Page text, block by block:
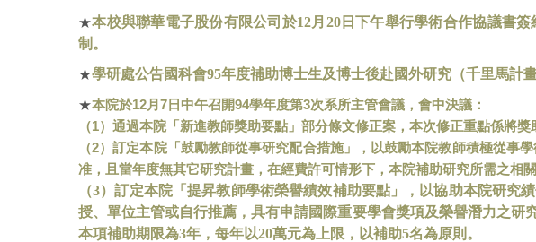
★本校與聯華電子股份有限公司於12月 20日下午舉行學術合作協議書
制。
★學研處公告國科會95年度補助博士生及博士後赴國外研究（千里馬計
★本院於12月 7 日中午召開94學年度第3次系所主管會議，會中決議：
（1）通過本院「新進教師獎助要點」部分條文修正案，本次修正重點係將獎
（2）訂定本院「鼓勵教師從事研究配合措施」，以鼓勵本院教師積極從事
准，且當年度無其它研究計畫，在經費許可情形下，本院補助研究所需之相
（3）訂定本院「提昇教師學術榮譽績效補助要點」，以協助本院研究
授、單位主管或自行推薦，具有申請國際重要學會獎項及榮譽潛力之
本項補助期限為3年，每年以20萬元為上限，以補助5名為原則。